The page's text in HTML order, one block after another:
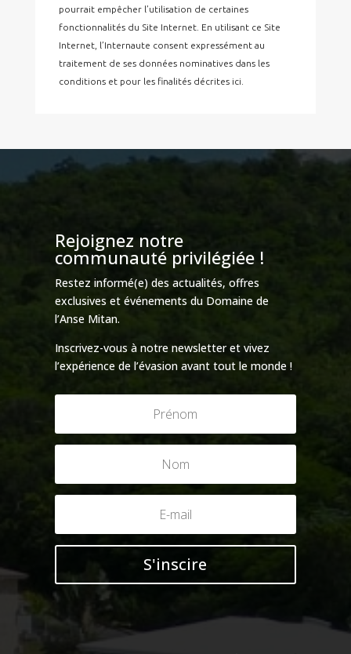
pourrait empêcher l’utilisation de certaines
fonctionnalités du Site Internet. En utilisant ce Site
Internet, l’Internaute consent expressément au
traitement de ses données nominatives dans les
conditions et pour les finalités décrites ici.
Rejoignez notre
communauté privilégiée !
Restez informé(e) des actualités, offres
exclusives et événements du Domaine de
l’Anse Mitan.
Inscrivez-vous à notre newsletter et vivez
l’expérience de l’évasion avant tout le monde !
S'inscire